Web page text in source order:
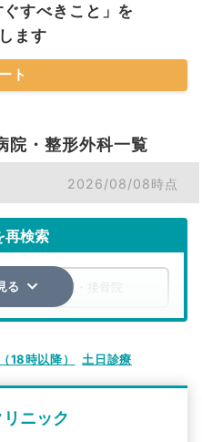
すべきこと」を
ます
ト
院・整形外科一覧
2026/08/08時点
再検索
整骨院・接骨院
る
り込む
る
18時以降） 土日診療
ニック